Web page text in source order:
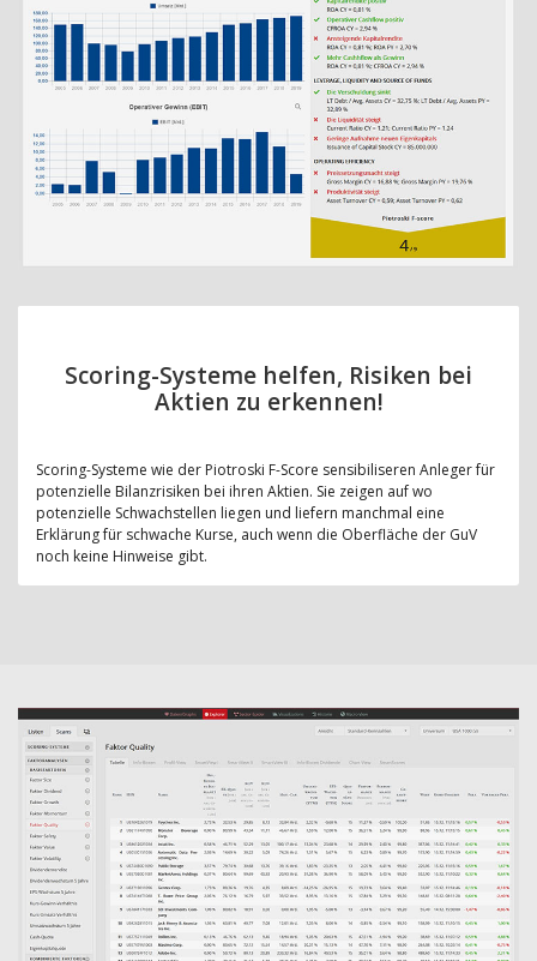
Scoring-Systeme helfen, Risiken bei
Aktien zu erkennen!
Scoring-Systeme wie der Piotroski F-Score sensibiliseren Anleger für
potenzielle Bilanzrisiken bei ihren Aktien. Sie zeigen auf wo
potenzielle Schwachstellen liegen und liefern manchmal eine
Erklärung für schwache Kurse, auch wenn die Oberfläche der GuV
noch keine Hinweise gibt.